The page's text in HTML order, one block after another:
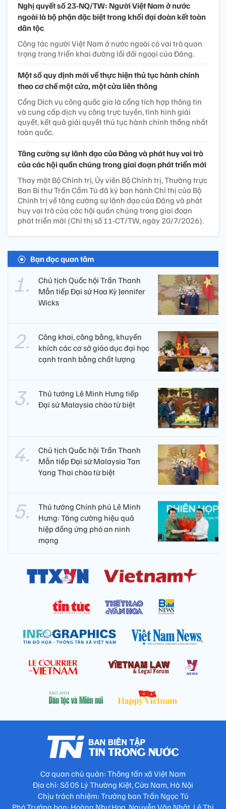
Nghị quyết số 23-NQ/TW: Người Việt Nam ở nước
ngoài là bộ phận đặc biệt trong khối đại đoàn kết toàn
dân tộc
Công tác người Việt Nam ở nước ngoài có vai trò quan
trọng trong triển khai đường lối đối ngoại của Đảng.
Một số quy định mới về thực hiện thủ tục hành chính
theo cơ chế một cửa, một cửa liên thông
Cổng Dịch vụ công quốc gia là cổng tích hợp thông tin
và cung cấp dịch vụ công trực tuyến, tình hình giải
quyết, kết quả giải quyết thủ tục hành chính thống nhất
toàn quốc.
Tăng cường sự lãnh đạo của Đảng và phát huy vai trò
của các hội quần chúng trong giai đoạn phát triển mới
Thay mặt Bộ Chính trị, Ủy viên Bộ Chính trị, Thường trực
Ban Bí thư Trần Cẩm Tú đã ký ban hành Chỉ thị của Bộ
Chính trị về tăng cường sự lãnh đạo của Đảng và phát
huy vai trò của các hội quần chúng trong giai đoạn
phát triển mới (Chỉ thị số 11-CT/TW, ngày 20/7/2026).
Bạn đọc quan tâm
Chủ tịch Quốc hội Trần Thanh
Mẫn tiếp Đại sứ Hoa Kỳ Jennifer
Wicks
Công khai, công bằng, khuyến
khích các cơ sở giáo dục đại học
cạnh tranh bằng chất lượng​
Thủ tướng Lê Minh Hưng tiếp
Đại sứ Malaysia chào từ biệt
Chủ tịch Quốc hội Trần Thanh
Mẫn tiếp Đại sứ Malaysia Tan
Yang Thai chào từ biệt
Thủ tướng Chính phủ Lê Minh
Hưng: Tăng cường hiệu quả
hiệp đồng ứng phó an ninh
mạng
Cơ quan chủ quản: Thông tấn xã Việt Nam
Địa chỉ: Số 05 Lý Thường Kiệt, Cửa Nam, Hà Nội
Chịu trách nhiệm: Trưởng ban Trần Ngọc Tú